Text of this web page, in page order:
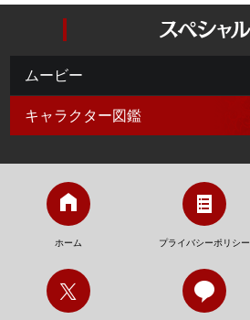
ムービー
キャラクター図鑑
ホーム プライバシーポリシー